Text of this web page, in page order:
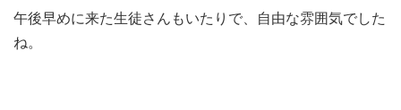
午後早めに来た生徒さんもいたりで、自由な雰囲気でした
ね。